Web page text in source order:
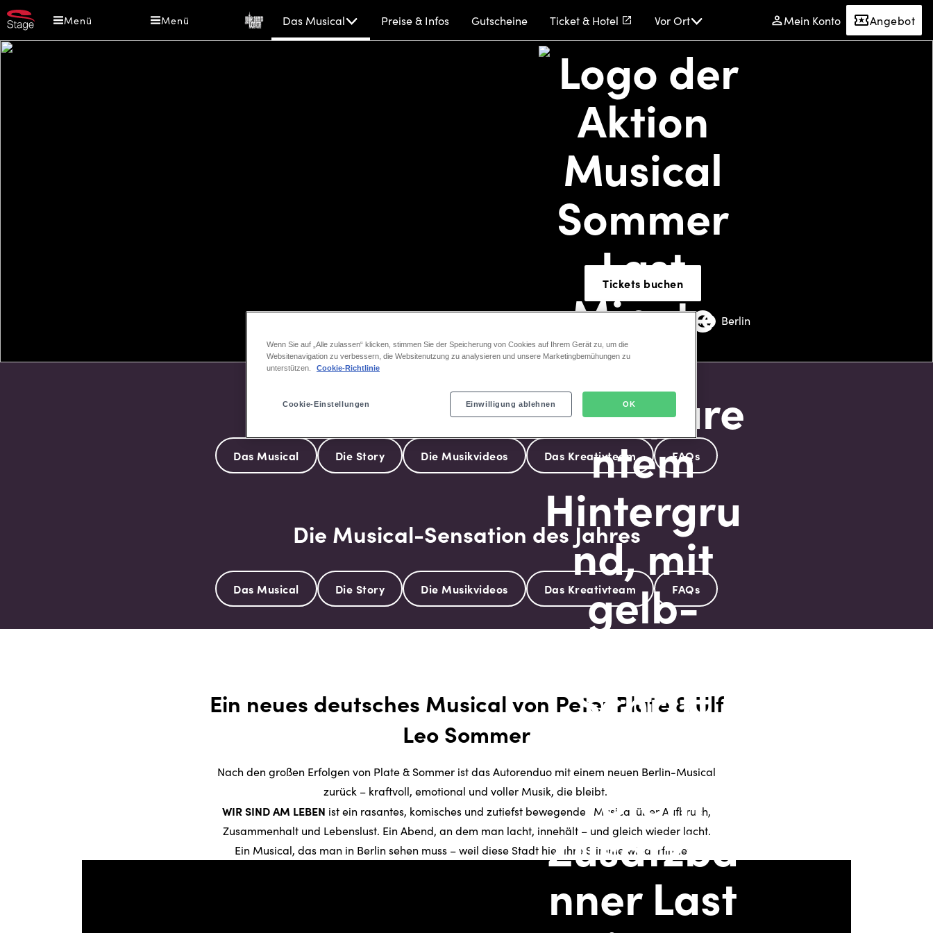
Direkt
zum
Inhalt
Menü Menü
SIND
Das Musical Preise & Infos Gutscheine Ticket & Hotel Vor Ort Mein Konto Angebot
Wir
sind
am
Leben
Tickets buchen
Aktion nur buchbar bis 24.08. Berlin
Die Musical-Sensation des Jahres
Das Musical Die Story Die Musikvideos Das Kreativteam FAQs
Die Musical-Sensation des Jahres
Das Musical Die Story Die Musikvideos Das Kreativteam FAQs
Ein neues deutsches Musical von Peter Plate & Ulf
Leo Sommer
Nach den großen Erfolgen von Plate & Sommer ist das Autorenduo mit einem neuen Berlin-Musical
zurück – kraftvoll, emotional und voller Musik, die bleibt.
WIR SIND AM LEBEN ist ein rasantes, komisches und zutiefst bewegendes Musical über Aufbruch,
Zusammenhalt und Lebenslust. Ein Abend, an dem man lacht, innehält – und gleich wieder lacht.
Ein Musical, das man in Berlin sehen muss – weil diese Stadt hier ihre Stimme wiederfindet.
Wenn Sie auf „Alle zulassen“ klicken, stimmen Sie der Speicherung von Cookies auf Ihrem Gerät zu, um die
Websitenavigation zu verbessern, die Websitenutzung zu analysieren und unsere Marketingbemühungen zu
unterstützen.
Cookie-Richtlinie
Cookie-Einstellungen Einwilligung ablehnen OK